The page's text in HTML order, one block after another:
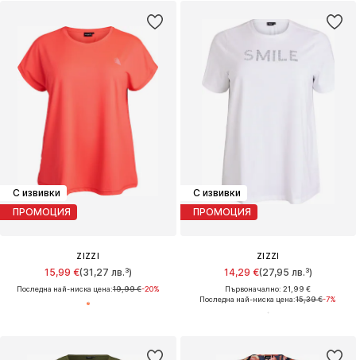
С извивки
ПРОМОЦИЯ
ZIZZI
15,99 €(31,27 лв.³)
Последна най-ниска цена:19,99 €-20%
С извивки
ПРОМОЦИЯ
ZIZZI
14,29 €(27,95 лв.³)
Първоначално: 21,99 €
Последна най-ниска цена:15,39 €-7%